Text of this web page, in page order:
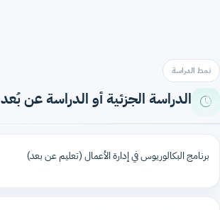
نمط الدراسة
الدراسة الجزئية أو الدراسة عن بُعد
برنامج البكالوريوس في إدارة الأعمال (تعليم عن بعد)